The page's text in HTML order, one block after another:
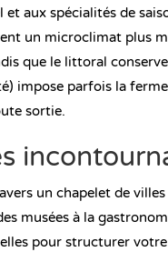
et aux spécialités de
un microclimat plus
que le littoral
impose parfois la
sortie.
un chapelet de
musées à la
pour structurer